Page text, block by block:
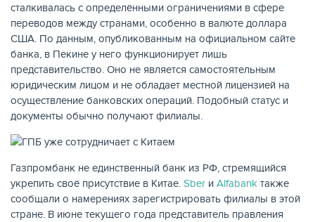
ЗАЙМЫ
сталкивалась с определёнными ограничениями в сфере
переводов между странами, особенно в валюте доллара
США. По данным, опубликованным на официальном сайте
банка, в Пекине у него функционирует лишь
представительство. Оно не является самостоятельным
юридическим лицом и не обладает местной лицензией на
осуществление банковских операций. Подобный статус и
документы обычно получают филиалы.
Газпромбанк не единственный банк из РФ, стремящийся
укрепить своё присутствие в Китае. Sber и Alfabank также
сообщали о намерениях зарегистрировать филиалы в этой
стране. В июне текущего года представитель правления